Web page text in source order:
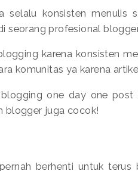
selalu konsisten menulis
seorang profesional
karena konsisten
komunitas ya karena
one day one
blogger juga cocok!
berhenti untuk